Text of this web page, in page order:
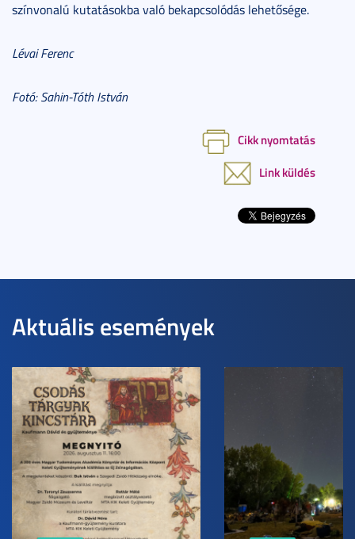
színvonalú kutatásokba való bekapcsolódás lehetősége.
Lévai Ferenc
Fotó: Sahin-Tóth István
Cikk nyomtatás
Link küldés
Aktuális események